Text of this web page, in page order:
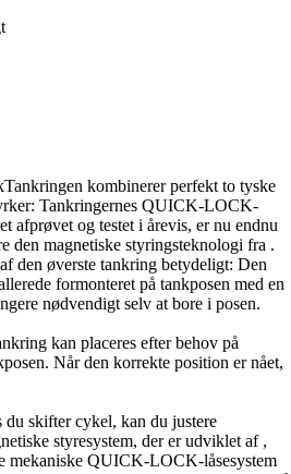
kombinerer perfekt to tyske
Tankringernes QUICK-LOCK-
afprøvet og testet i årevis, er nu endnu
den magnetiske styringsteknologi fra .
den øverste tankring betydeligt: Den
formonteret på tankposen med en
nødvendigt selv at bore i posen.
kan placeres efter behov på
Når den korrekte position er nået,
skifter cykel, kan du justere
styresystem, der er udviklet af ,
mekaniske QUICK-LOCK-låsesystem